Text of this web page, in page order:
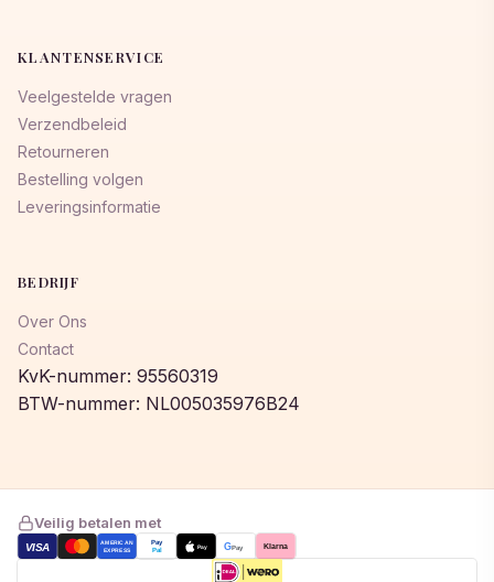
KLANTENSERVICE
Veelgestelde vragen
Verzendbeleid
Retourneren
Bestelling volgen
Leveringsinformatie
BEDRIJF
Over Ons
Contact
KvK-nummer: 95560319
BTW-nummer: NL005035976B24
Veilig betalen met
VISA AMERICAN
EXPRESS
Pay
Pal Pay GPay Klarna